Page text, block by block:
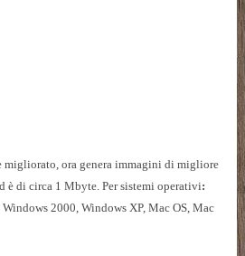
migliorato, ora genera immagini di migliore
è di circa 1 Mbyte. Per sistemi operativi:
2000, Windows XP, Mac OS, Mac